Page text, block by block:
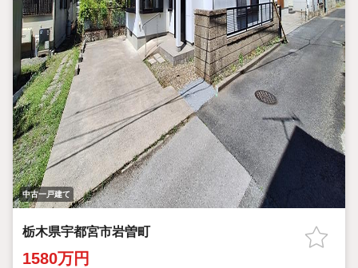
中古一戸建て
栃木県宇都宮市岩曽町
1580万円